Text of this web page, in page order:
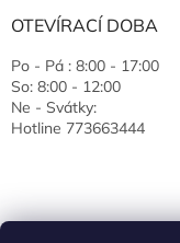
OTEVÍRACÍ DOBA
Po - Pá : 8:00 - 17:00
So: 8:00 - 12:00
Ne - Svátky:
Hotline 773663444